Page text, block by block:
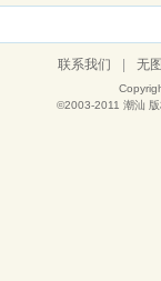
联系我们 无
©2003-2011 潮汕